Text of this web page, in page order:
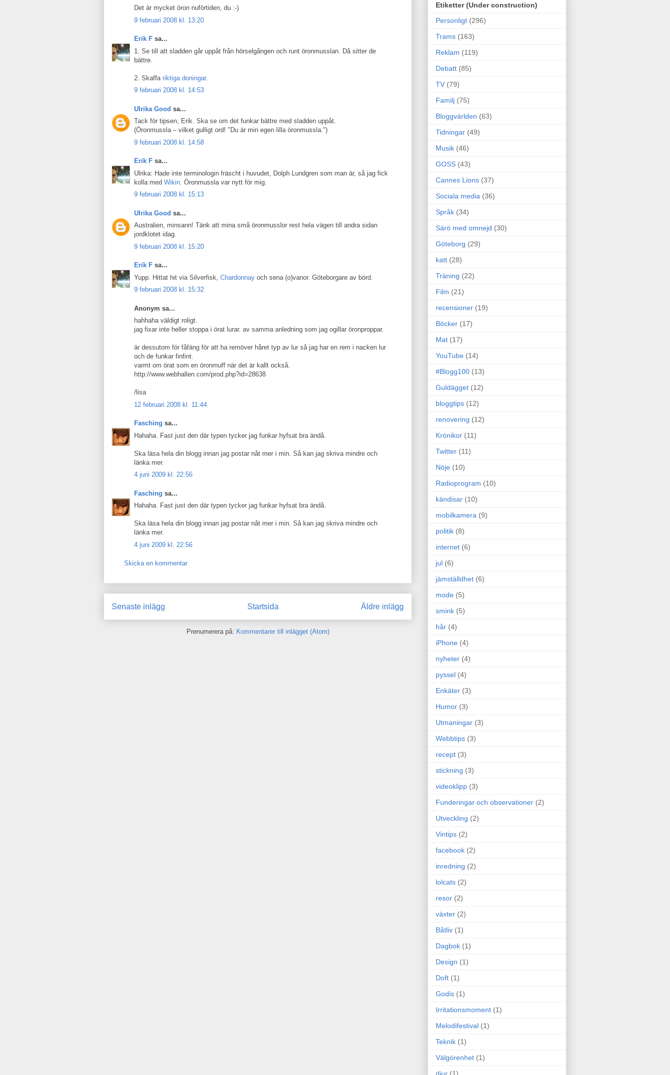
Det är mycket öron nuförtiden, du :-)
9 februari 2008 kl. 13:20
Erik F sa...
1. Se till att sladden går uppåt från hörselgången och runt öronmusslan. Då sitter de
bättre.
2. Skaffa riktiga doningar.
9 februari 2008 kl. 14:53
Ulrika Good sa...
Tack för tipsen, Erik. Ska se om det funkar bättre med sladden uppåt.
(Öronmussla – vilket gulligt ord! "Du är min egen lilla öronmussla.")
9 februari 2008 kl. 14:58
Erik F sa...
Ulrika: Hade inte terminologin fräscht i huvudet, Dolph Lundgren som man är, så jag fick
kolla med Wikin . Öronmussla var nytt för mig.
9 februari 2008 kl. 15:13
Ulrika Good sa...
Australien, minsann! Tänk att mina små öronmusslor rest hela vägen till andra sidan
jordklotet idag.
9 februari 2008 kl. 15:20
Erik F sa...
Yupp. Hittat hit via Silverfisk, Chardonnay och sena (o)vanor. Göteborgare av börd.
9 februari 2008 kl. 15:32
Anonym sa...
hahhaha väldigt roligt.
jag fixar inte heller stoppa i örat lurar. av samma anledning som jag ogillar öronproppar.
är dessutom för fåfäng för att ha remöver håret typ av lur så jag har en rem i nacken lur
och de funkar finfint.
varmt om örat som en öronmuff när det är kallt också.
http://www.webhallen.com/prod.php?id=28638
/lisa
12 februari 2008 kl. 11:44
Fasching sa...
Hahaha. Fast just den där typen tycker jag funkar hyfsat bra ändå.
Ska läsa hela din blogg innan jag postar nåt mer i min. Så kan jag skriva mindre och
länka mer.
4 juni 2009 kl. 22:56
Fasching sa...
Hahaha. Fast just den där typen tycker jag funkar hyfsat bra ändå.
Ska läsa hela din blogg innan jag postar nåt mer i min. Så kan jag skriva mindre och
länka mer.
4 juni 2009 kl. 22:56
Skicka en kommentar
Senaste inlägg Äldre inlägg
Startsida
Prenumerera på: Kommentarer till inlägget (Atom)
Etiketter (Under construction)
Personligt (296)
Trams (163)
Reklam (119)
Debatt (85)
TV (79)
Familj (75)
Bloggvärlden (63)
Tidningar (49)
Musik (46)
GOSS (43)
Cannes Lions (37)
Sociala media (36)
Språk (34)
Särö med omnejd (30)
Göteborg (29)
katt (28)
Träning (22)
Film (21)
recensioner (19)
Böcker (17)
Mat (17)
YouTube (14)
#Blogg100 (13)
Guldägget (12)
bloggtips (12)
renovering (12)
Krönikor (11)
Twitter (11)
Nöje (10)
Radioprogram (10)
kändisar (10)
mobilkamera (9)
politik (8)
internet (6)
jul (6)
jämställdhet (6)
mode (5)
smink (5)
hår (4)
iPhone (4)
nyheter (4)
pyssel (4)
Enkäter (3)
Humor (3)
Utmaningar (3)
Webbtips (3)
recept (3)
stickning (3)
videoklipp (3)
Funderingar och observationer (2)
Utveckling (2)
Vintips (2)
facebook (2)
inredning (2)
lolcats (2)
resor (2)
växter (2)
Båtliv (1)
Dagbok (1)
Design (1)
Doft (1)
Godis (1)
Irritationsmoment (1)
Melodifestival (1)
Teknik (1)
Välgörenhet (1)